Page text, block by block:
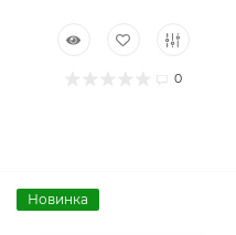
0
Новинка